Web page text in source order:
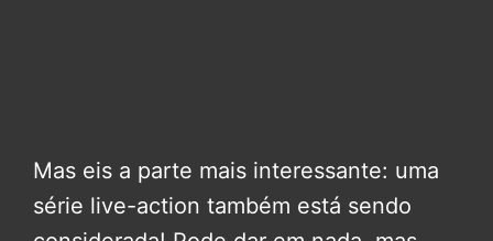
Mas eis a parte mais interessante: uma
série live-action também está sendo